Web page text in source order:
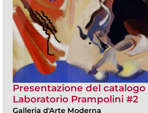
Presentazione del
Laboratorio Prampolini #2
Galleria d'Arte Moderna